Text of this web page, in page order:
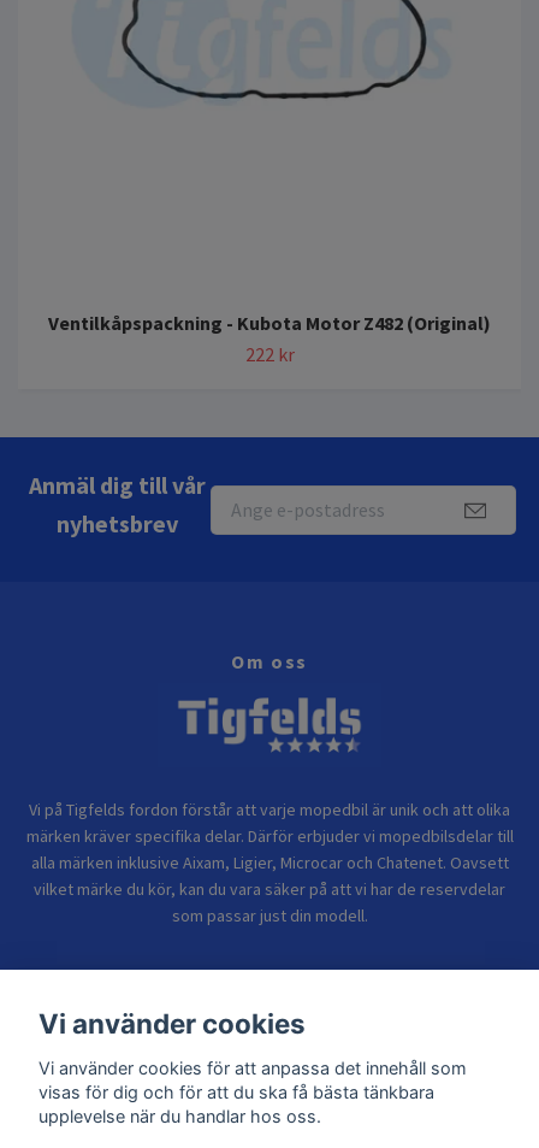
Ventilkåpspackning - Kubota Motor Z482 (Original)
222 kr
Anmäl dig till vår
nyhetsbrev
Om oss
Vi på Tigfelds fordon förstår att varje mopedbil är unik och att olika
märken kräver specifika delar. Därför erbjuder vi mopedbilsdelar till
alla märken inklusive Aixam, Ligier, Microcar och Chatenet. Oavsett
vilket märke du kör, kan du vara säker på att vi har de reservdelar
som passar just din modell.
Sidor
Vi använder cookies
Vi använder cookies för att anpassa det innehåll som
visas för dig och för att du ska få bästa tänkbara
upplevelse när du handlar hos oss.